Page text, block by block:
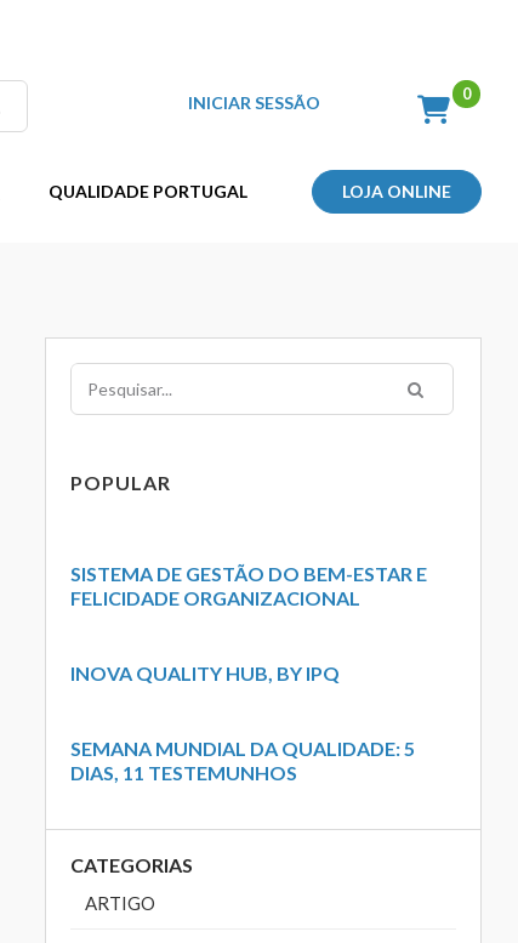
INICIAR SESSÃO
QUALIDADE PORTUGAL LOJA ONLINE
Pesquisar
POPULAR
SISTEMA DE GESTÃO DO BEM-ESTAR E
FELICIDADE ORGANIZACIONAL
INOVA QUALITY HUB, BY IPQ
SEMANA MUNDIAL DA QUALIDADE: 5
DIAS, 11 TESTEMUNHOS
CATEGORIAS
ARTIGO